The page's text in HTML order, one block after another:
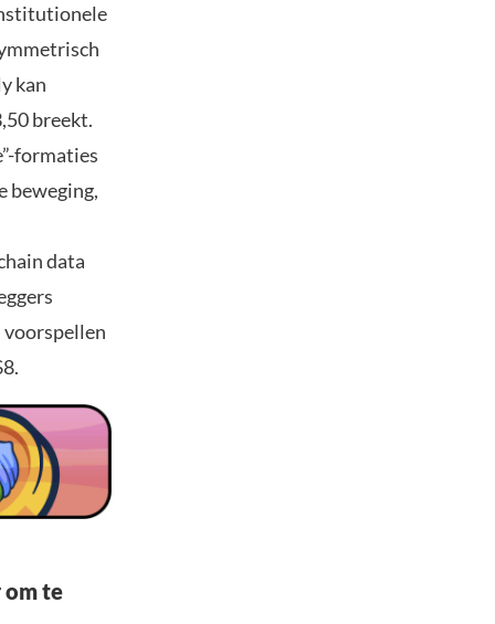
kan
breekt.
formaties
beweging,
data
voorspellen
om te